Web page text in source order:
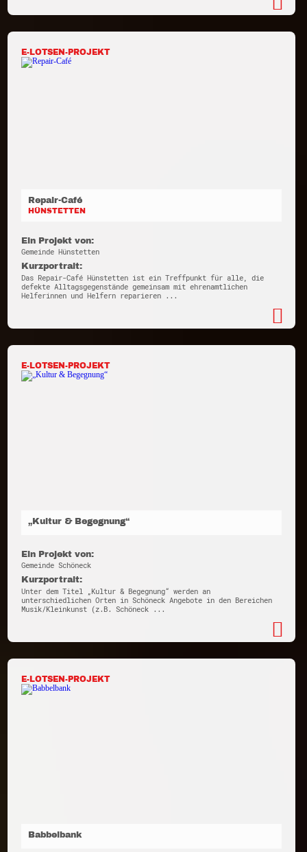
E-LOTSEN-PROJEKT
Repair-Café
HÜNSTETTEN
Ein Projekt von:
Gemeinde Hünstetten
Kurzportrait:
Das Repair-Café Hünstetten ist ein Treffpunkt für alle, die
defekte Alltagsgegenstände gemeinsam mit ehrenamtlichen
Helferinnen und Helfern reparieren ...
E-LOTSEN-PROJEKT
„Kultur & Begegnung“
Ein Projekt von:
Gemeinde Schöneck
Kurzportrait:
Unter dem Titel „Kultur & Begegnung“ werden an
unterschiedlichen Orten in Schöneck Angebote in den Bereichen
Musik/Kleinkunst (z.B. Schöneck ...
E-LOTSEN-PROJEKT
Babbelbank